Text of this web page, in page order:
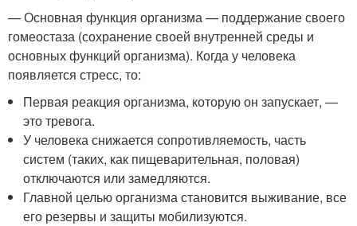
— Основная функция организма — поддержание своего
гомеостаза (сохранение своей внутренней среды и
основных функций организма). Когда у человека
появляется стресс, то:
Первая реакция организма, которую он запускает, —
это тревога.
У человека снижается сопротивляемость, часть
систем (таких, как пищеварительная, половая)
отключаются или замедляются.
Главной целью организма становится выживание, все
его резервы и защиты мобилизуются.